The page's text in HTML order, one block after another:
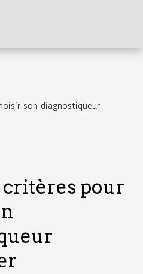
son diagnostiqueur
critères pour